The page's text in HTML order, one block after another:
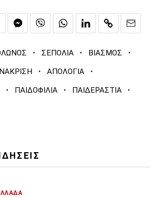
· ΣΕΠΟΛΙΑ · ΒΙΑΣΜΟΣ ·
· ΑΠΟΛΟΓΙΑ ·
· ΠΑΙΔΟΦΙΛΙΑ · ΠΑΙΔΕΡΑΣΤΙΑ ·